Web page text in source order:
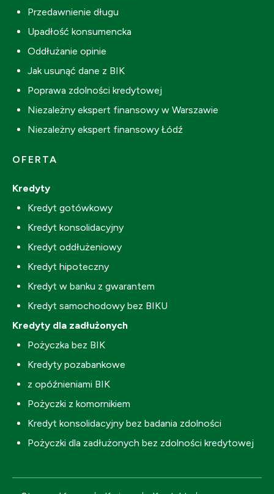
Przedawnienie długu
Upadłość konsumencka
Oddłużanie opinie
Jak usunąć dane z BIK
Poprawa zdolności kredytowej
Niezależny ekspert finansowy w Warszawie
Niezależny ekspert finansowy Łódź
OFERTA
Kredyty
Kredyt gotówkowy
Kredyt konsolidacyjny
Kredyt oddłużeniowy
Kredyt hipoteczny
Kredyt w banku z gwarantem
Kredyt samochodowy bez BIKU
Kredyty dla zadłużonych
Pożyczka bez BIK
Kredyty pozabankowe
z opóźnieniami BIK
Pożyczki z komornikiem
Kredyt konsolidacyjny bez badania zdolności
Pożyczki dla zadłużonych bez zdolności kredytowej